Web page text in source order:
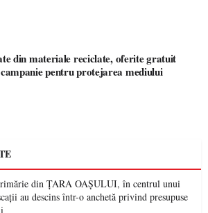
din materiale reciclate, oferite gratuit
pentru protejarea mediului
din ȚARA OAȘULUI, în centrul unui
au descins într-o anchetă privind presupuse